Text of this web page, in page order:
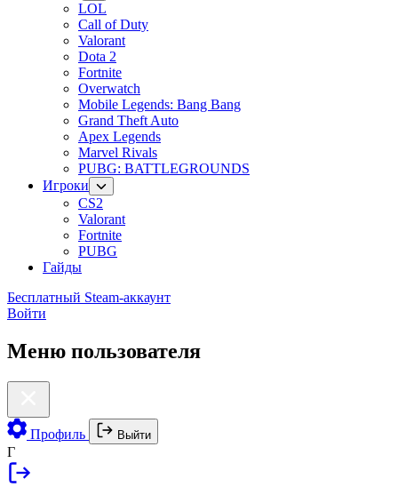
LOL
Call of Duty
Valorant
Dota 2
Fortnite
Overwatch
Mobile Legends: Bang Bang
Grand Theft Auto
Apex Legends
Marvel Rivals
PUBG: BATTLEGROUNDS
Игроки
CS2
Valorant
Fortnite
PUBG
Гайды
Бесплатный Steam-аккаунт
Войти
Меню пользователя
Профиль Выйти
Г